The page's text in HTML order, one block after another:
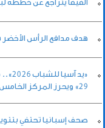
الفيفا يتراجع عن خططه
هدف مدافع الرأس الأخضر
29» ويحرز المركز الخامس
صحف إسبانيا تحتفي